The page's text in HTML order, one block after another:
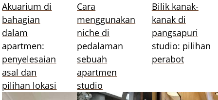
Akuarium di
bahagian
dalam
apartmen:
penyelesaian
asal dan
pilihan lokasi
Cara
menggunakan
niche di
pedalaman
sebuah
apartmen
studio
Bilik kanak-
kanak di
pangsapuri
studio: pilihan
perabot